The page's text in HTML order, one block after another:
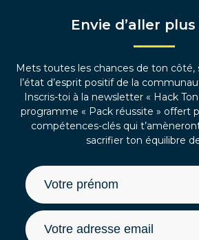
Envie d’aller plus
Mets toutes les chances de ton côté,
l’état d’esprit positif de la
Inscris-toi à la newsletter « Hack
programme « Pack réussite » offert
compétences-clés qui
sacrifier ton équilibre